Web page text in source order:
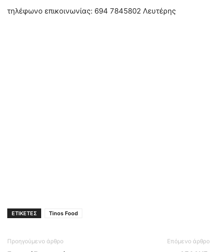
τηλέφωνο επικοινωνίας: 694 7845802 Λευτέρης
ΕΤΙΚΕΤΕΣ Tinos Food
Προηγούμενο άρθρο Επόμενο άρθρο